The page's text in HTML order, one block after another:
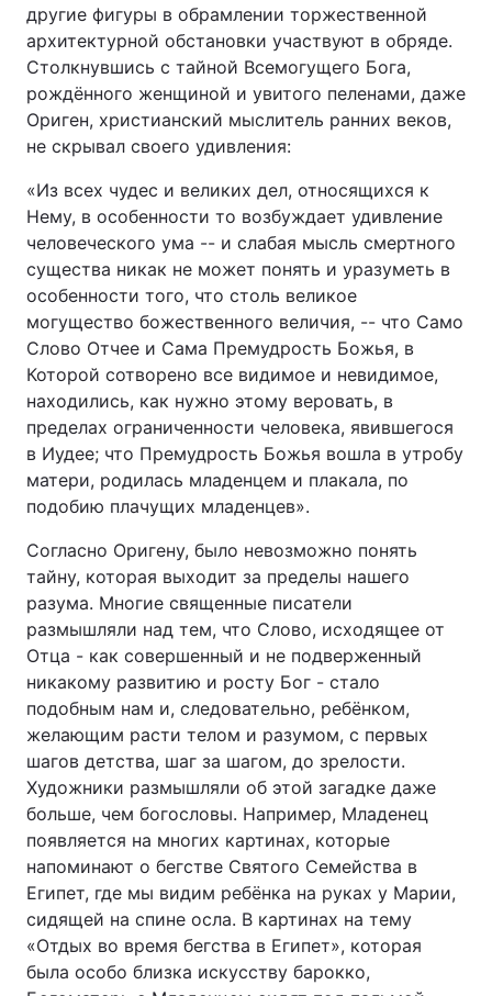
другие фигуры в обрамлении торжественной
архитектурной обстановки участвуют в обряде.
Столкнувшись с тайной Всемогущего Бога,
рождённого женщиной и увитого пеленами, даже
Ориген, христианский мыслитель ранних веков,
не скрывал своего удивления:
«Из всех чудес и великих дел, относящихся к
Нему, в особенности то возбуждает удивление
человеческого ума -- и слабая мысль смертного
существа никак не может понять и уразуметь в
особенности того, что столь великое
могущество божественного величия, -- что Само
Слово Отчее и Сама Премудрость Божья, в
Которой сотворено все видимое и невидимое,
находились, как нужно этому веровать, в
пределах ограниченности человека, явившегося
в Иудее; что Премудрость Божья вошла в утробу
матери, родилась младенцем и плакала, по
подобию плачущих младенцев».
Согласно Оригену, было невозможно понять
тайну, которая выходит за пределы нашего
разума. Многие священные писатели
размышляли над тем, что Слово, исходящее от
Отца - как совершенный и не подверженный
никакому развитию и росту Бог - стало
подобным нам и, следовательно, ребёнком,
желающим расти телом и разумом, с первых
шагов детства, шаг за шагом, до зрелости.
Художники размышляли об этой загадке даже
больше, чем богословы. Например, Младенец
появляется на многих картинах, которые
напоминают о бегстве Святого Семейства в
Египет, где мы видим ребёнка на руках у Марии,
сидящей на спине осла. В картинах на тему
«Отдых во время бегства в Египет», которая
была особо близка искусству барокко,